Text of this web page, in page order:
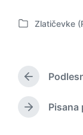
P
e
i
n
Zlatičevke
P
r
e
v
N
Pisana